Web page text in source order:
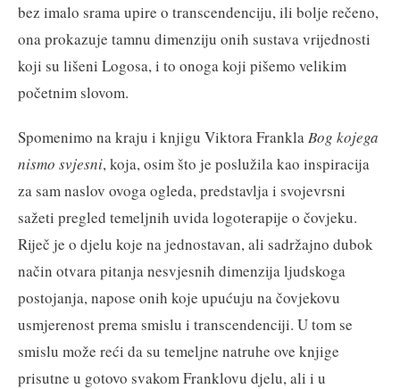
bez imalo srama upire o transcendenciju, ili bolje rečeno,
ona prokazuje tamnu dimenziju onih sustava vrijednosti
koji su lišeni Logosa, i to onoga koji pišemo velikim
početnim slovom.
Spomenimo na kraju i knjigu Viktora FranklaBog kojega
nismo svjesni, koja, osim što je poslužila kao inspiracija
za sam naslov ovoga ogleda, predstavlja i svojevrsni
sažeti pregled temeljnih uvida logoterapije o čovjeku.
Riječ je o djelu koje na jednostavan, ali sadržajno dubok
način otvara pitanja nesvjesnih dimenzija ljudskoga
postojanja, napose onih koje upućuju na čovjekovu
usmjerenost prema smislu i transcendenciji. U tom se
smislu može reći da su temeljne natruhe ove knjige
prisutne u gotovo svakom Franklovu djelu, ali i u